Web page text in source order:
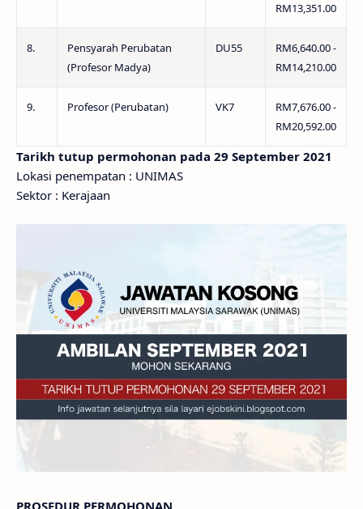
RM13,351.00
8.
Pensyarah Perubatan
(Profesor Madya)
DU55
RM6,640.00 -
RM14,210.00
9. Profesor (Perubatan) VK7
RM7,676.00 -
RM20,592.00
Tarikh tutup permohonan pada 29 September 2021
Lokasi penempatan : UNIMAS
Sektor : Kerajaan
PROSEDUR PERMOHONAN